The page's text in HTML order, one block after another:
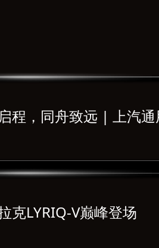
程，同舟致远 | 上汽
克LYRIQ-V巅峰登场